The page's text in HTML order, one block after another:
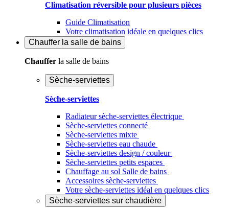
Climatisation réversible pour plusieurs pièces
Guide Climatisation
Votre climatisation idéale en quelques clics
Chauffer la salle de bains
Chauffer la salle de bains
Sèche-serviettes
Sèche-serviettes
Radiateur sèche-serviettes électrique
Sèche-serviettes connecté
Sèche-serviettes mixte
Sèche-serviettes eau chaude
Sèche-serviettes design / couleur
Sèche-serviettes petits espaces
Chauffage au sol Salle de bains
Accessoires sèche-serviettes
Votre sèche-serviettes idéal en quelques clics
Sèche-serviettes sur chaudière